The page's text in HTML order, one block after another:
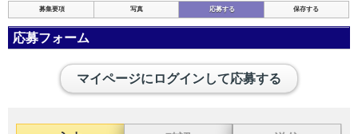
募集要項 写真 応募する 保存する
応募フォーム
マイページにログインして応募する